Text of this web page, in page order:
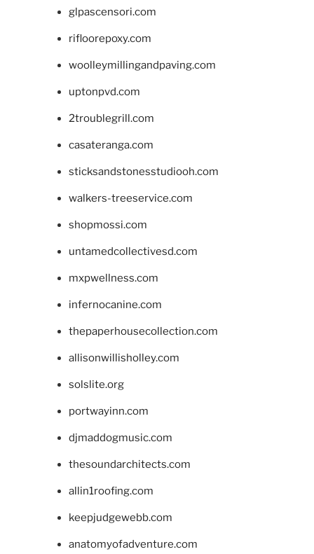
glpascensori.com
rifloorepoxy.com
woolleymillingandpaving.com
uptonpvd.com
2troublegrill.com
casateranga.com
sticksandstonesstudiooh.com
walkers-treeservice.com
shopmossi.com
untamedcollectivesd.com
mxpwellness.com
infernocanine.com
thepaperhousecollection.com
allisonwillisholley.com
solslite.org
portwayinn.com
djmaddogmusic.com
thesoundarchitects.com
allin1roofing.com
keepjudgewebb.com
anatomyofadventure.com